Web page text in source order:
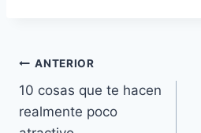
Navegación
de
ANTERIOR
10 cosas que te hacen
realmente poco